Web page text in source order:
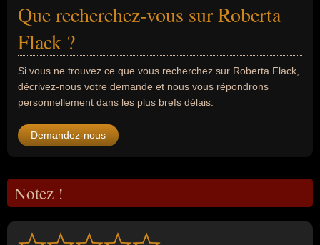
Que recherchez-vous sur Roberta
Flack ?
Si vous ne trouvez ce que vous recherchez sur Roberta Flack,
décrivez-nous votre demande et nous vous répondrons
personnellement dans les plus brefs délais.
Demandez-nous
Notez !